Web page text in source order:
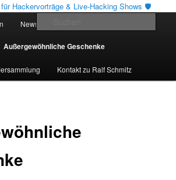
Experte für
& Live-Hacking
Sie ein in die Welt der Cybersicherheit mit Ralf
Live-Hacking, gewinnen Sie wertvolle Einblicke &
News
Außergewöhnliche Geschenke
Kontakt zu Ralf Schmitz